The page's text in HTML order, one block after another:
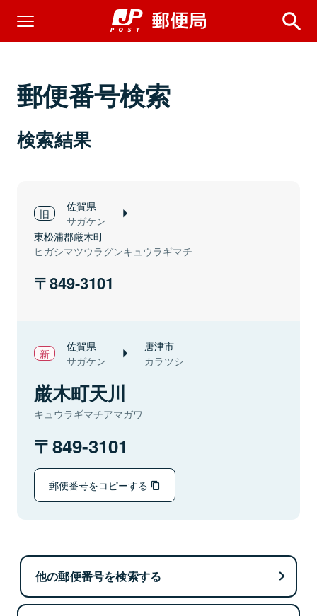
郵便番号検索
検索結果
佐賀県
サガケン
東松浦郡厳木町
ヒガシマツウラグンキュウラギマチ
849-3101
佐賀県
サガケン
唐津市
カラツシ
厳木町天川
キュウラギマチアマガワ
849-3101
郵便番号をコピーする
他の郵便番号を検索する